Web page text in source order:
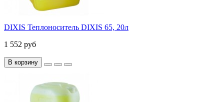
DIXIS Теплоноситель DIXIS 65, 20л
1 552 руб
В корзину